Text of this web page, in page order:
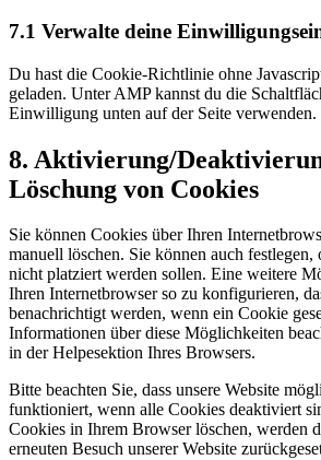
7.1 Verwalte deine
Du hast die Cookie-Richtlinie ohne
geladen. Unter AMP kannst du die
Einwilligung unten auf der Seite verwenden.
8. Aktivierung/
Löschung von Cookies
Sie können Cookies über Ihren
manuell löschen. Sie können auch festlegen,
nicht platziert werden sollen. Eine weitere
Ihren Internetbrowser so zu konfigurieren,
benachrichtigt werden, wenn ein Cookie
Informationen über diese Möglichkeiten
in der Helpesektion Ihres Browsers.
Bitte beachten Sie, dass unsere Website
funktioniert, wenn alle Cookies deaktiviert
Cookies in Ihrem Browser löschen, werden
erneuten Besuch unserer Website